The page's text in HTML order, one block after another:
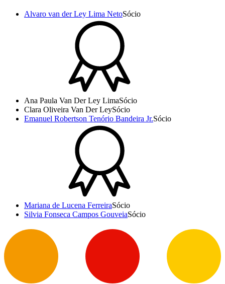
Alvaro van der Ley Lima NetoSócio
Ana Paula Van Der Ley LimaSócio
Clara Oliveira Van Der LeySócio
Emanuel Robertson Tenório Bandeira Jr.Sócio
Mariana de Lucena FerreiraSócio
Silvia Fonseca Campos GouveiaSócio